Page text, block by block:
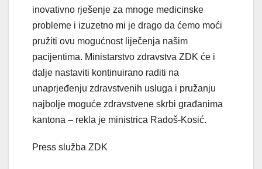
inovativno rješenje za mnoge medicinske
probleme i izuzetno mi je drago da ćemo moći
pružiti ovu mogućnost liječenja našim
pacijentima. Ministarstvo zdravstva ZDK će i
dalje nastaviti kontinuirano raditi na
unaprjeđenju zdravstvenih usluga i pružanju
najbolje moguće zdravstvene skrbi građanima
kantona – rekla je ministrica Radoš-Kosić.
Press služba ZDK